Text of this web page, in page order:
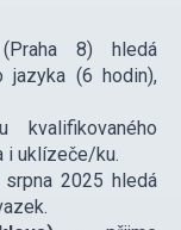
8) hledá
jazyka (6 hodin),
i uklízeče/ku.
2025 hledá